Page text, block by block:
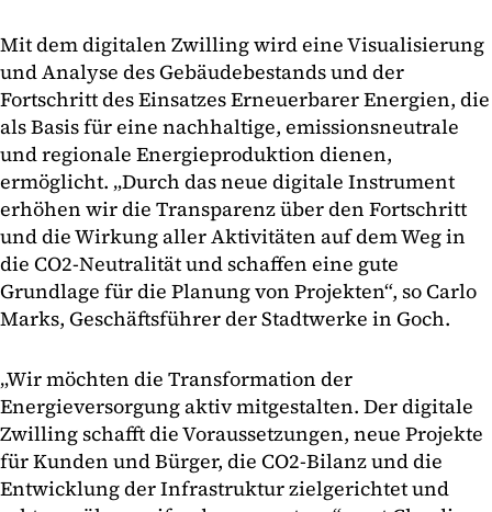
Mit dem digitalen Zwilling wird eine Visualisierung
und Analyse des Gebäudebestands und der
Fortschritt des Einsatzes Erneuerbarer Energien, die
als Basis für eine nachhaltige, emissionsneutrale
und regionale Energieproduktion dienen,
ermöglicht. „Durch das neue digitale Instrument
erhöhen wir die Transparenz über den Fortschritt
und die Wirkung aller Aktivitäten auf dem Weg in
die CO2-Neutralität und schaffen eine gute
Grundlage für die Planung von Projekten“, so Carlo
Marks, Geschäftsführer der Stadtwerke in Goch.
„Wir möchten die Transformation der
Energieversorgung aktiv mitgestalten. Der digitale
Zwilling schafft die Voraussetzungen, neue Projekte
für Kunden und Bürger, die CO2-Bilanz und die
Entwicklung der Infrastruktur zielgerichtet und